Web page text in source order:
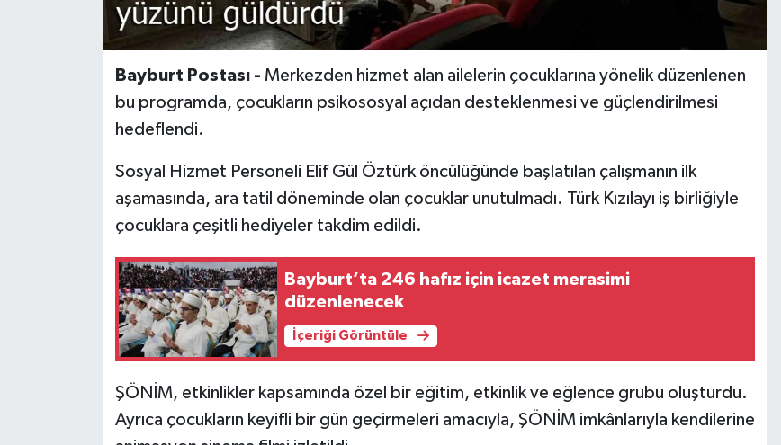
Bayburt Postası - Merkezden hizmet alan ailelerin çocuklarına yönelik düzenlenen
bu programda, çocukların psikososyal açıdan desteklenmesi ve güçlendirilmesi
hedeflendi.
Sosyal Hizmet Personeli Elif Gül Öztürk öncülüğünde başlatılan çalışmanın ilk
aşamasında, ara tatil döneminde olan çocuklar unutulmadı. Türk Kızılayı iş birliğiyle
çocuklara çeşitli hediyeler takdim edildi.
Bayburt’ta 246 hafız için icazet merasimi
düzenlenecek
İçeriği Görüntüle
ŞÖNİM, etkinlikler kapsamında özel bir eğitim, etkinlik ve eğlence grubu oluşturdu.
Ayrıca çocukların keyifli bir gün geçirmeleri amacıyla, ŞÖNİM imkânlarıyla kendilerine